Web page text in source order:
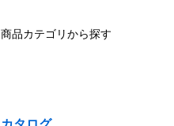
商品カテゴリから探す